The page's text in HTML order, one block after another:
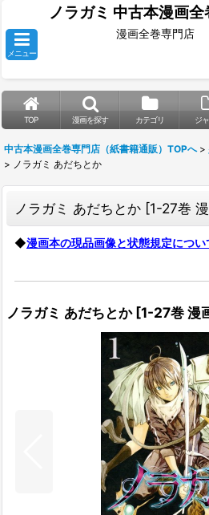
ノラガミ 中古本漫画
メニュー
漫画全巻専門店
TOP 漫画を探す カテゴリ ジ
中古本漫画全巻専門店（紙書籍通販）TOPへ >
> ノラガミ あだちとか
ノラガミ あだちとか [1-27巻
◆漫画本の現品画像と状態規定につい
ノラガミ あだちとか [1-27巻 漫